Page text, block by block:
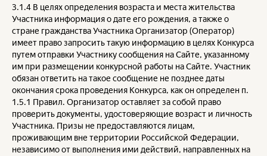
3.1.4 В целях определения возраста и места жительства
Участника информация о дате его рождения, а также о
стране гражданства Участника Организатор (Оператор)
имеет право запросить такую информацию в целях Конкурса
путем отправки Участнику сообщения на Сайте, указанному
им при размещении конкурсной работы на Сайте. Участник
обязан ответить на такое сообщение не позднее даты
окончания срока проведения Конкурса, как он определен п.
1.5.1 Правил. Организатор оставляет за собой право
проверить документы, удостоверяющие возраст и личность
Участника. Призы не предоставляются лицам,
проживающим вне территории Российской Федерации,
независимо от выполнения ими действий, направленных на